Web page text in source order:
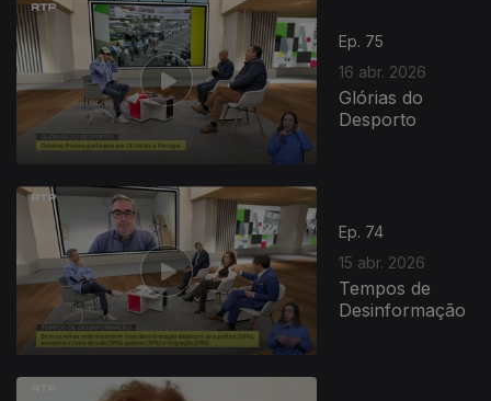
Ep. 75
16 abr. 2026
Glórias do
Desporto
Ep. 74
15 abr. 2026
Tempos de
Desinformação